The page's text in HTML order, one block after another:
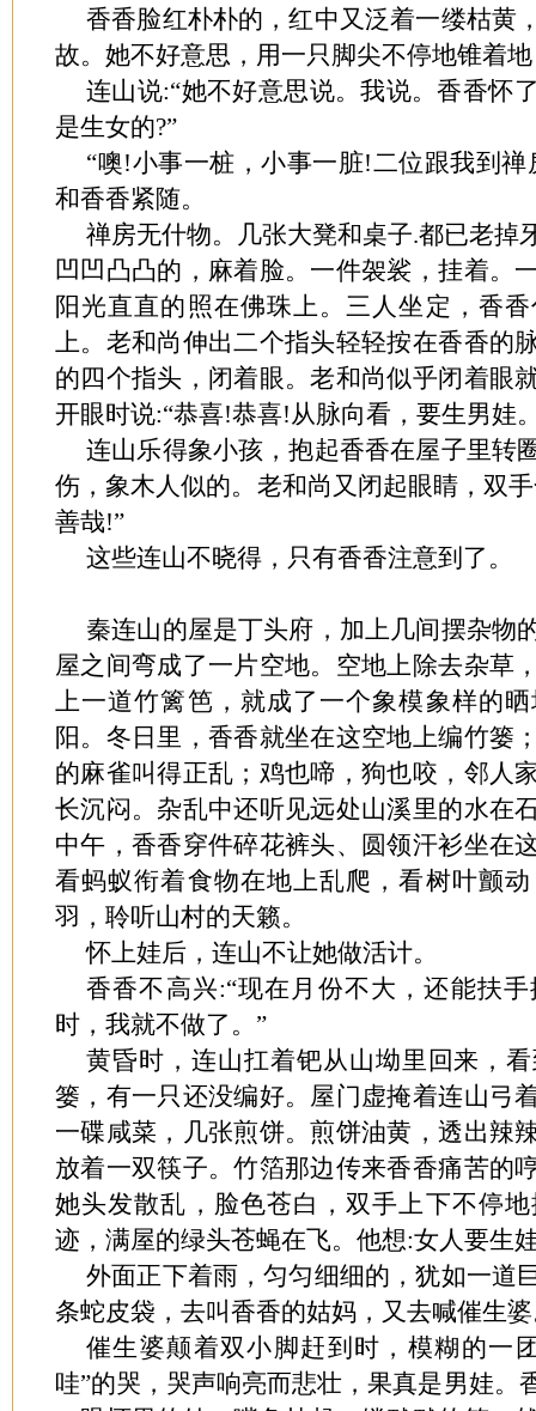
香香脸红朴朴的，红中又泛着一缕枯黄
故。她不好意思，用一只脚尖不停地锥着
连山说:“她不好意思说。我说。香香怀
是生女的?”
“噢!小事一桩，小事一脏!二位跟我到
和香香紧随。
禅房无什物。几张大凳和桌子.都已老掉
凹凹凸凸的，麻着脸。一件袈裟，挂着。
阳光直直的照在佛珠上。三人坐定，香
上。老和尚伸出二个指头轻轻按在香香的
的四个指头，闭着眼。老和尚似乎闭着眼
开眼时说:“恭喜!恭喜!从脉向看，要生男娃
连山乐得象小孩，抱起香香在屋子里转
伤，象木人似的。老和尚又闭起眼睛，双
善哉!”
这些连山不晓得，只有香香注意到了。
秦连山的屋是丁头府，加上几间摆杂物
屋之间弯成了一片空地。空地上除去杂草
上一道竹篱笆，就成了一个象模象样的
阳。冬日里，香香就坐在这空地上编竹篓
的麻雀叫得正乱；鸡也啼，狗也咬，邻人
长沉闷。杂乱中还听见远处山溪里的水在
中午，香香穿件碎花裤头、圆领汗衫坐在
看蚂蚁衔着食物在地上乱爬，看树叶颤
羽，聆听山村的天籁。
怀上娃后，连山不让她做活计。
香香不高兴:“现在月份不大，还能扶
时，我就不做了。”
黄昏时，连山扛着钯从山坳里回来，
篓，有一只还没编好。屋门虚掩着连山弓
一碟咸菜，几张煎饼。煎饼油黄，透出辣
放着一双筷子。竹箔那边传来香香痛苦的
她头发散乱，脸色苍白，双手上下不停
迹，满屋的绿头苍蝇在飞。他想:女人要生
外面正下着雨，匀匀细细的，犹如一道
条蛇皮袋，去叫香香的姑妈，又去喊催生
催生婆颠着双小脚赶到时，模糊的一
哇”的哭，哭声响亮而悲壮，果真是男娃。